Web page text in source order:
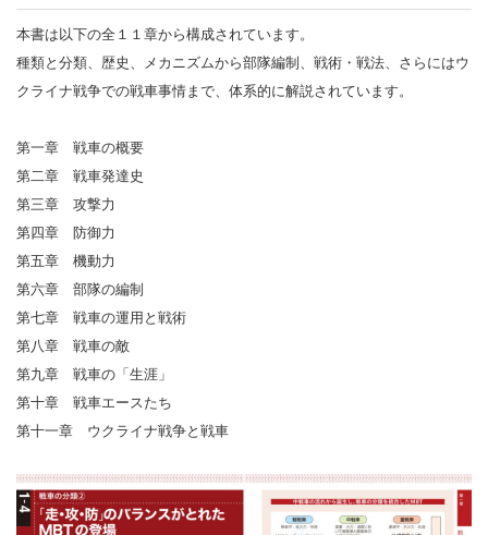
本書は以下の全１１章から構成されています。
種類と分類、歴史、メカニズムから部隊編制、戦術・戦法、さらにはウ
クライナ戦争での戦車事情まで、体系的に解説されています。
第一章 戦車の概要
第二章 戦車発達史
第三章 攻撃力
第四章 防御力
第五章 機動力
第六章 部隊の編制
第七章 戦車の運用と戦術
第八章 戦車の敵
第九章 戦車の「生涯」
第十章 戦車エースたち
第十一章 ウクライナ戦争と戦車